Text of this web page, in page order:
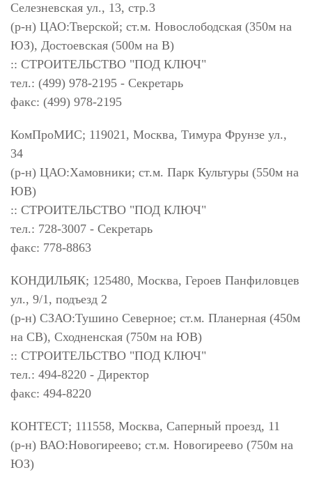
Селезневская ул., 13, стр.3
(р-н) ЦАО:Тверской; ст.м. Новослободская (350м на
ЮЗ), Достоевская (500м на В)
:: СТРОИТЕЛЬСТВО "ПОД КЛЮЧ"
тел.: (499) 978-2195 - Секретарь
факс: (499) 978-2195
КомПроМИС; 119021, Москва, Тимура Фрунзе ул.,
34
(р-н) ЦАО:Хамовники; ст.м. Парк Культуры (550м на
ЮВ)
:: СТРОИТЕЛЬСТВО "ПОД КЛЮЧ"
тел.: 728-3007 - Секретарь
факс: 778-8863
КОНДИЛЬЯК; 125480, Москва, Героев Панфиловцев
ул., 9/1, подъезд 2
(р-н) СЗАО:Тушино Северное; ст.м. Планерная (450м
на СВ), Сходненская (750м на ЮВ)
:: СТРОИТЕЛЬСТВО "ПОД КЛЮЧ"
тел.: 494-8220 - Директор
факс: 494-8220
КОНТЕСТ; 111558, Москва, Саперный проезд, 11
(р-н) ВАО:Новогиреево; ст.м. Новогиреево (750м на
ЮЗ)